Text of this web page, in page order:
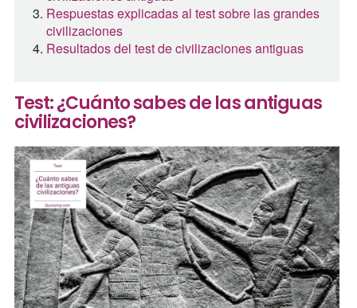
Respuestas explicadas al test sobre las grandes
civilizaciones
Resultados del test de civilizaciones antiguas
Test: ¿Cuánto sabes de las antiguas
civilizaciones?